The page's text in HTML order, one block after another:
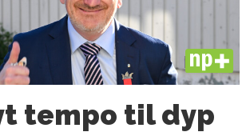
PLUS
tempo til dyp